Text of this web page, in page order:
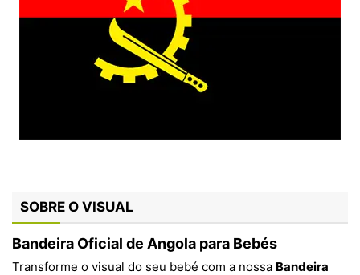
SOBRE O VISUAL
Bandeira Oficial de Angola para Bebés
Transforme o visual do seu bebé com a nossa Bandeira